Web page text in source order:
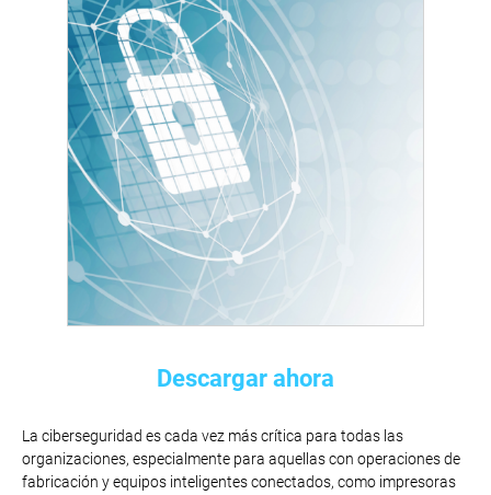
Descargar ahora
La ciberseguridad es cada vez más crítica para todas las
organizaciones, especialmente para aquellas con operaciones de
fabricación y equipos inteligentes conectados, como impresoras